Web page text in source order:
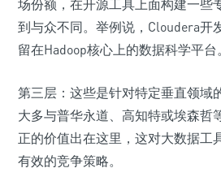
场份额，在开源工具上面构建一些
到与众不同。举例说，Cloudera开
留在Hadoop核心上的数据科学平台。
第三层：这些是针对特定垂直领域
大多与普华永道、高知特或埃森哲
正的价值出在这里，这对大数据工
有效的竞争策略。